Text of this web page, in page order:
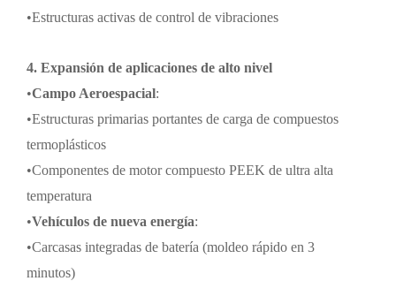
•Estructuras activas de control de vibraciones
4. Expansión de aplicaciones de alto nivel
•Campo Aeroespacial:
•Estructuras primarias portantes de carga de compuestos
termoplásticos
•Componentes de motor compuesto PEEK de ultra alta
temperatura
•Vehículos de nueva energía:
•Carcasas integradas de batería (moldeo rápido en 3
minutos)